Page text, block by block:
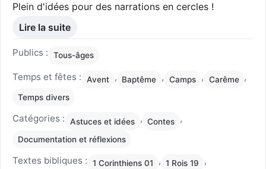
Plein d'idées pour des narrations en cercles !
Lire la suite
Publics : Tous-âges
Temps et fêtes : Avent , Baptême , Camps , Carême ,
Temps divers
Catégories : Astuces et idées , Contes ,
Documentation et réflexions
Textes bibliques : 1 Corinthiens 01 , 1 Rois 19 ,